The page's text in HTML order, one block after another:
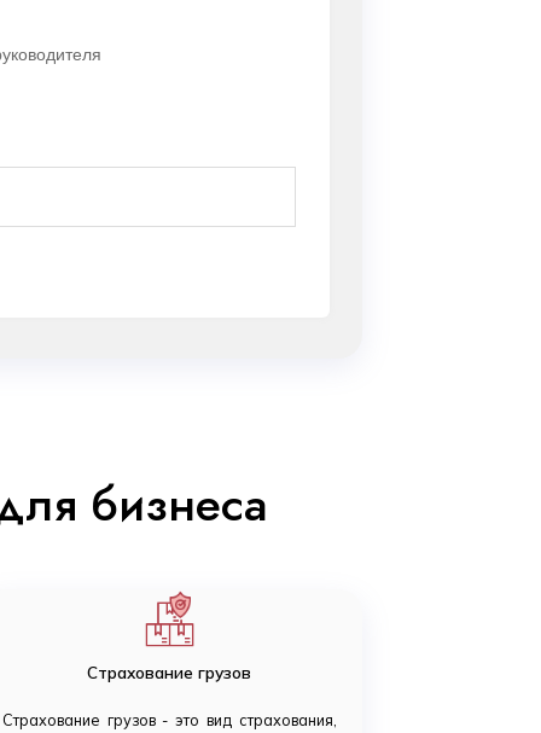
бизнеса
Страхование грузов
Страхование грузов - это вид страхования,